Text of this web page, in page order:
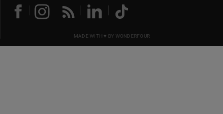
MADE WITH ♥ BY WONDERFOUR